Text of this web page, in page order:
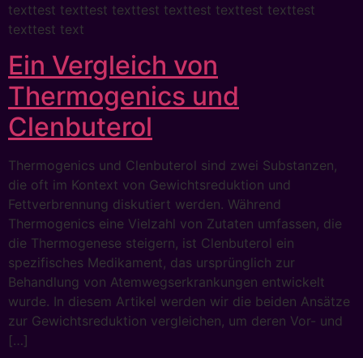
texttest texttest texttest texttest texttest texttest
texttest text
Ein Vergleich von
Thermogenics und
Clenbuterol
Thermogenics und Clenbuterol sind zwei Substanzen,
die oft im Kontext von Gewichtsreduktion und
Fettverbrennung diskutiert werden. Während
Thermogenics eine Vielzahl von Zutaten umfassen, die
die Thermogenese steigern, ist Clenbuterol ein
spezifisches Medikament, das ursprünglich zur
Behandlung von Atemwegserkrankungen entwickelt
wurde. In diesem Artikel werden wir die beiden Ansätze
zur Gewichtsreduktion vergleichen, um deren Vor- und
[…]